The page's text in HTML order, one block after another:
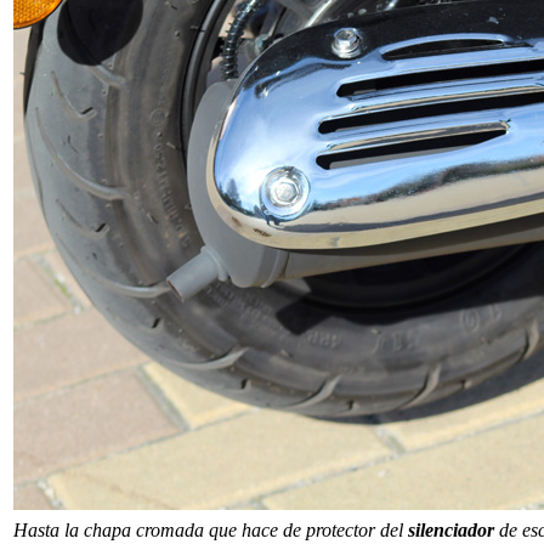
Hasta la chapa cromada que hace de protector del silenciadorde